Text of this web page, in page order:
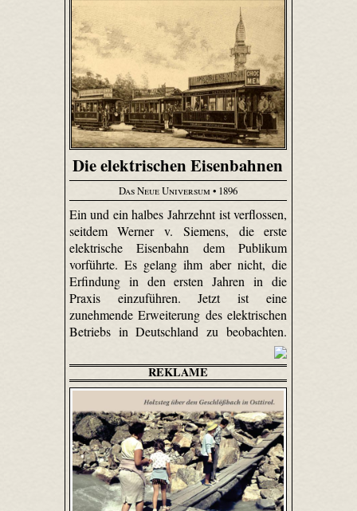
Die elektrischen Eisenbahnen
Das Neue Universum• 1896
Ein und ein halbes Jahrzehnt ist verflossen,
seitdem Werner v. Siemens, die erste
elektrische Eisenbahn dem Publikum
vorführte. Es gelang ihm aber nicht, die
Erfindung in den ersten Jahren in die
Praxis einzuführen. Jetzt ist eine
zunehmende Erweiterung des elektrischen
Betriebs in Deutschland zu beobachten.
REKLAME